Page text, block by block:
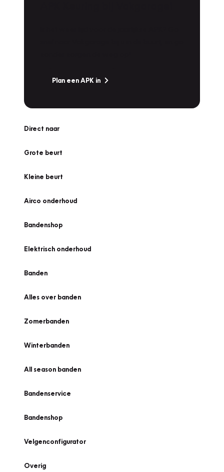
Plan een APK in
Direct naar
Grote beurt
Kleine beurt
Airco onderhoud
Bandenshop
Elektrisch onderhoud
Banden
Alles over banden
Zomerbanden
Winterbanden
All season banden
Bandenservice
Bandenshop
Velgenconfigurator
Overig